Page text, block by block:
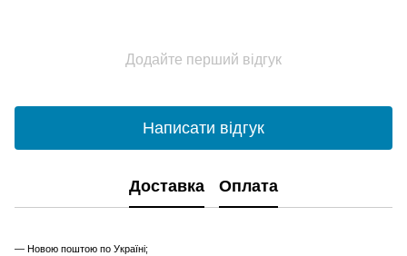
Додайте перший відгук
Написати відгук
Доставка Оплата
— Новою поштою по Україні;